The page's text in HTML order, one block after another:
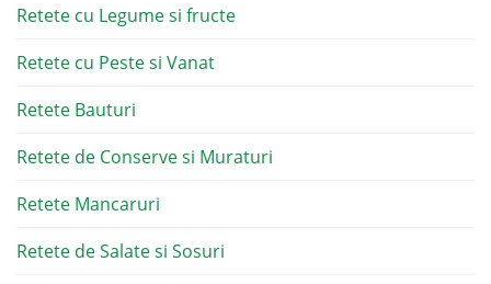
Retete cu Legume si fructe
Retete cu Peste si Vanat
Retete Bauturi
Retete de Conserve si Muraturi
Retete Mancaruri
Retete de Salate si Sosuri